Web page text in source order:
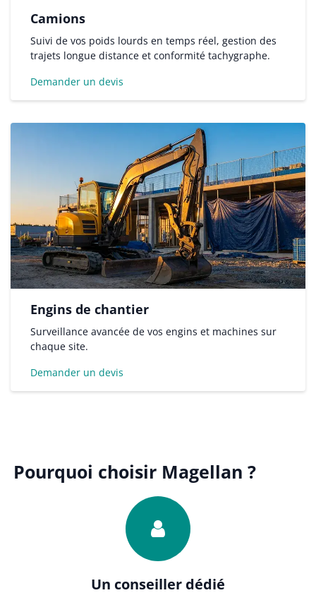
Camions
Suivi de vos poids lourds en temps réel, gestion des
trajets longue distance et conformité tachygraphe.
Demander un devis
Engins de chantier
Surveillance avancée de vos engins et machines sur
chaque site.
Demander un devis
Pourquoi choisir Magellan ?
Un conseiller dédié